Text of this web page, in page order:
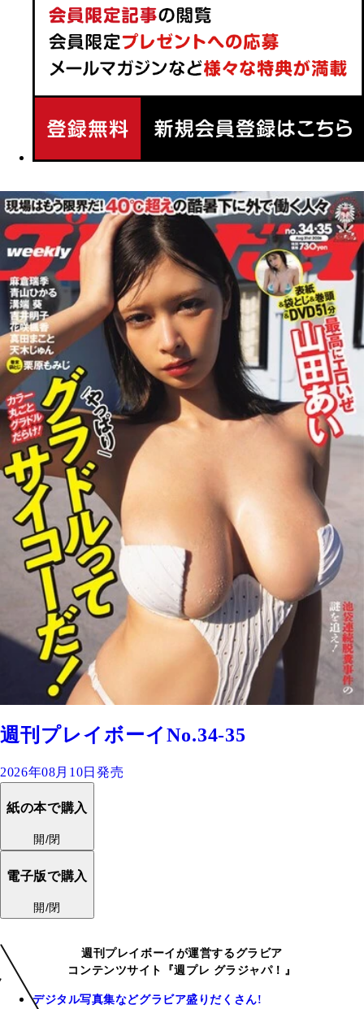
週刊プレイボーイNo.34-35
2026年08月10日発売
紙の本で購入
開/閉
電子版で購入
開/閉
週刊プレイボーイが運営するグラビア
コンテンツサイト『週プレ グラジャパ！』
デジタル写真集などグラビア盛りだくさん!